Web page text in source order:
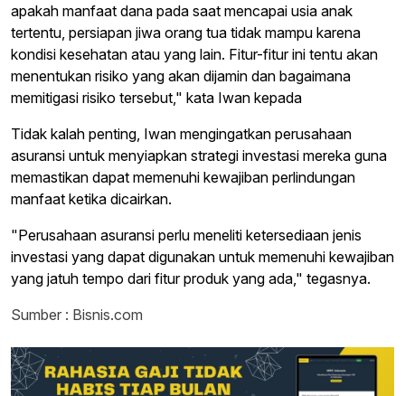
apakah manfaat dana pada saat mencapai usia anak
tertentu, persiapan jiwa orang tua tidak mampu karena
kondisi kesehatan atau yang lain. Fitur-fitur ini tentu akan
menentukan risiko yang akan dijamin dan bagaimana
memitigasi risiko tersebut," kata Iwan kepada
Tidak kalah penting, Iwan mengingatkan perusahaan
asuransi untuk menyiapkan strategi investasi mereka guna
memastikan dapat memenuhi kewajiban perlindungan
manfaat ketika dicairkan.
"Perusahaan asuransi perlu meneliti ketersediaan jenis
investasi yang dapat digunakan untuk memenuhi kewajiban
yang jatuh tempo dari fitur produk yang ada," tegasnya.
Sumber : Bisnis.com